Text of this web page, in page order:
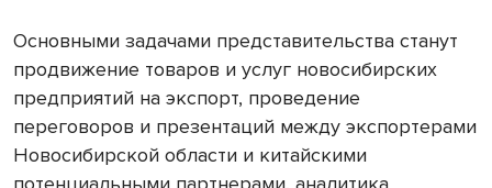
Основными задачами представительства станут
продвижение товаров и услуг новосибирских
предприятий на экспорт, проведение
переговоров и презентаций между экспортерами
Новосибирской области и китайскими